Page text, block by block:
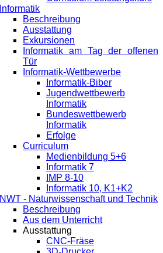
Informatik
Beschreibung
Ausstattung
Exkursionen
Informatik am Tag der offenen
Tür
Informatik-Wettbewerbe
Informatik-Biber
Jugendwettbewerb
Informatik
Bundeswettbewerb
Informatik
Erfolge
Curriculum
Medienbildung 5+6
Informatik 7
IMP 8-10
Informatik 10, K1+K2
NWT - Naturwissenschaft und Technik
Beschreibung
Aus dem Unterricht
Ausstattung
CNC-Fräse